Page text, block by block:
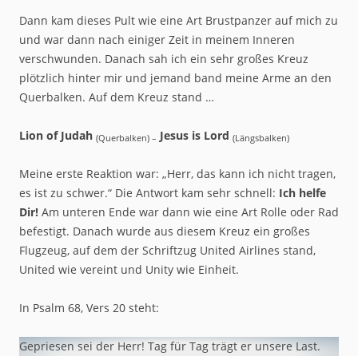
Dann kam dieses Pult wie eine Art Brustpanzer auf mich zu
und war dann nach einiger Zeit in meinem Inneren
verschwunden. Danach sah ich ein sehr großes Kreuz
plötzlich hinter mir und jemand band meine Arme an den
Querbalken. Auf dem Kreuz stand …
Lion of Judah (Querbalken) – Jesus is Lord (Längsbalken)
Meine erste Reaktion war: „Herr, das kann ich nicht tragen,
es ist zu schwer.“ Die Antwort kam sehr schnell: Ich helfe
Dir! Am unteren Ende war dann wie eine Art Rolle oder Rad
befestigt. Danach wurde aus diesem Kreuz ein großes
Flugzeug, auf dem der Schriftzug United Airlines stand,
United wie vereint und Unity wie Einheit.
In Psalm 68, Vers 20 steht:
Gepriesen sei der Herr! Tag für Tag trägt er unsere Last.